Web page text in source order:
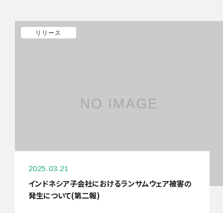
2025.03.21
インドネシア子会社におけるランサムウェア被害の
発生について(第二報)
リリース